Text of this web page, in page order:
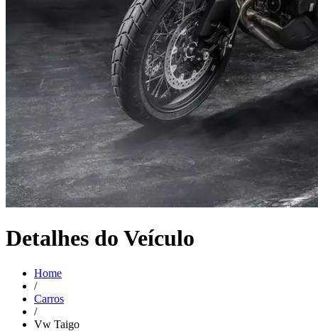
Detalhes do Veículo
Home
/
Carros
/
Vw Taigo